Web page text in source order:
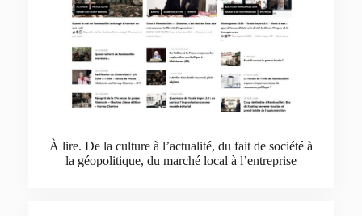
À lire. De la culture à l’actualité, du fait de société à
la géopolitique, du marché local à l’entreprise